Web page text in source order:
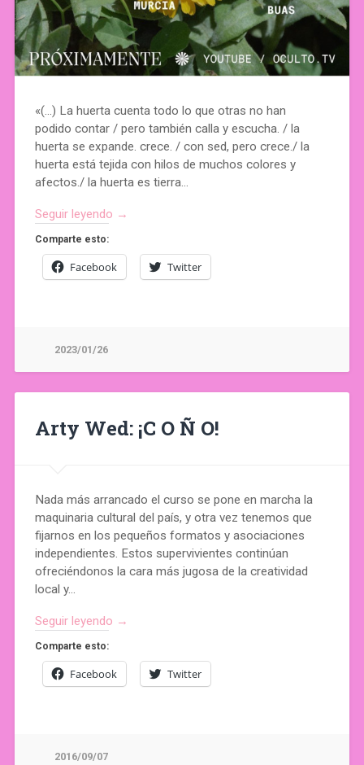
«(…) La huerta cuenta todo lo que otras no han
podido contar / pero también calla y escucha. / la
huerta se expande. crece. / con sed, pero crece./ la
huerta está tejida con hilos de muchos colores y
afectos./ la huerta es tierra…
Seguir leyendo →
Comparte esto:
Facebook Twitter
2023/01/26
Arty Wed: ¡C O Ñ O!
Nada más arrancado el curso se pone en marcha la
maquinaria cultural del país, y otra vez tenemos que
fijarnos en los pequeños formatos y asociaciones
independientes. Estos supervivientes continúan
ofreciéndonos la cara más jugosa de la creatividad
local y…
Seguir leyendo →
Comparte esto:
Facebook Twitter
2016/09/07